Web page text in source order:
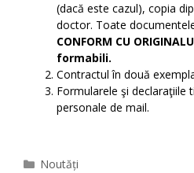
(dacă este cazul), copia
doctor. Toate
CONFORM CU
formabili.
Contractul în două
Formularele şi declaraţiile
personale de mail.
Categories
Noutăți